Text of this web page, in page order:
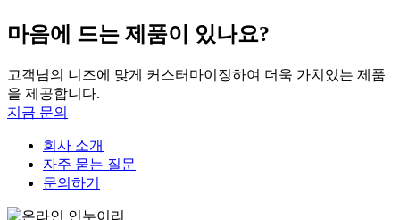
마음에 드는 제품이 있나요?
고객님의 니즈에 맞게 커스터마이징하여 더욱 가치있는 제품
을 제공합니다.
지금 문의
회사 소개
자주 묻는 질문
문의하기